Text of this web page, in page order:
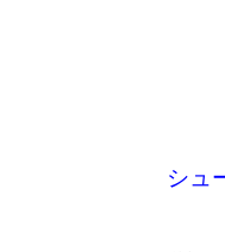
シュ